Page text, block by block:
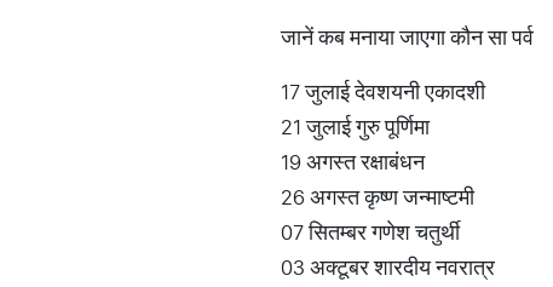
जानें कब मनाया जाएगा कौन सा पर्व
17 जुलाई देवशयनी एकादशी
21 जुलाई गुरु पूर्णिमा
19 अगस्त रक्षाबंधन
26 अगस्त कृष्ण जन्माष्टमी
07 सितम्बर गणेश चतुर्थी
03 अक्टूबर शारदीय नवरात्र